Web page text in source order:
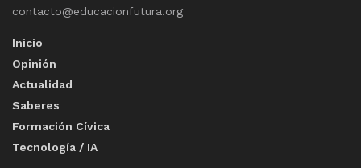
contacto@educacionfutura.org
Inicio
Opinión
Actualidad
Saberes
Formación Cívica
Tecnología / IA